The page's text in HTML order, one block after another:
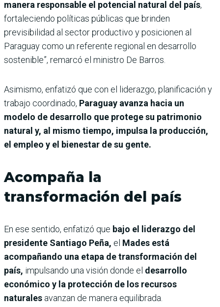
manera responsable el potencial natural del país,
fortaleciendo políticas públicas que brinden
previsibilidad al sector productivo y posicionen al
Paraguay como un referente regional en desarrollo
sostenible”, remarcó el ministro De Barros.
Asimismo, enfatizó que con el liderazgo, planificación y
trabajo coordinado, Paraguay avanza hacia un
modelo de desarrollo que protege su patrimonio
natural y, al mismo tiempo, impulsa la producción,
el empleo y el bienestar de su gente.
Acompaña la
transformación del país
En ese sentido, enfatizó que bajo el liderazgo del
presidente Santiago Peña, el Mades está
acompañando una etapa de transformación del
país, impulsando una visión donde el desarrollo
económico y la protección de los recursos
naturales avanzan de manera equilibrada.